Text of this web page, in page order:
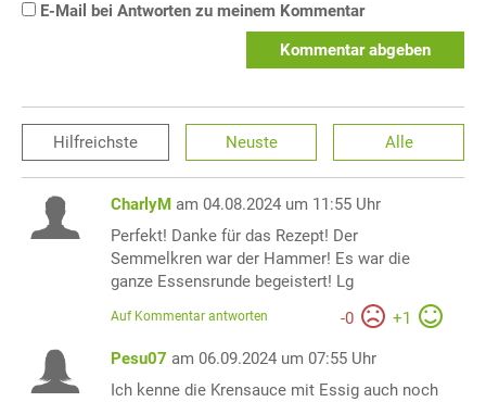
E-Mail bei Antworten zu meinem Kommentar
Kommentar abgeben
Hilfreichste Neuste Alle
CharlyM am 04.08.2024 um 11:55 Uhr
Perfekt! Danke für das Rezept! Der
Semmelkren war der Hammer! Es war die
ganze Essensrunde begeistert! Lg
-0 +1
Auf Kommentar antworten
Pesu07 am 06.09.2024 um 07:55 Uhr
Ich kenne die Krensauce mit Essig auch noch